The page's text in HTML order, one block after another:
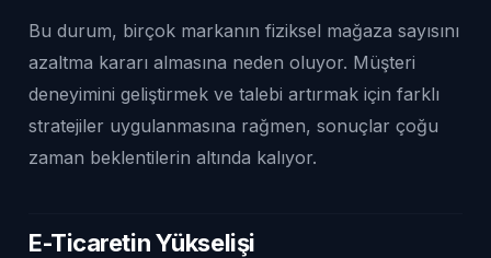
Bu durum, birçok markanın fiziksel mağaza sayısını
azaltma kararı almasına neden oluyor. Müşteri
deneyimini geliştirmek ve talebi artırmak için farklı
stratejiler uygulanmasına rağmen, sonuçlar çoğu
zaman beklentilerin altında kalıyor.
E-Ticaretin Yükselişi